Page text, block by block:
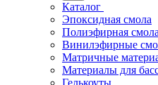
Каталог
Эпоксидная смола
Полиэфирная смола
Винилэфирные
Матричные
Материалы для
Гелькоуты